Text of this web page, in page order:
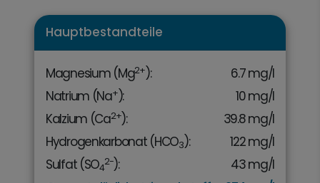
Hauptbestandteile
Magnesium (Mg2+):
6.7 mg/l
Natrium (Na+):
10 mg/l
Kalzium (Ca2+):
39.8 mg/l
Hydrogenkarbonat (HCO3):
122 mg/l
Sulfat (SO4
2-):
43 mg/l